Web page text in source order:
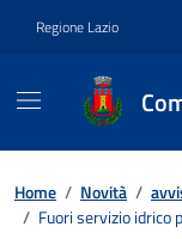
Regione Lazio
Contenuti
Home / Novità /
/ Fuori servizio idrico